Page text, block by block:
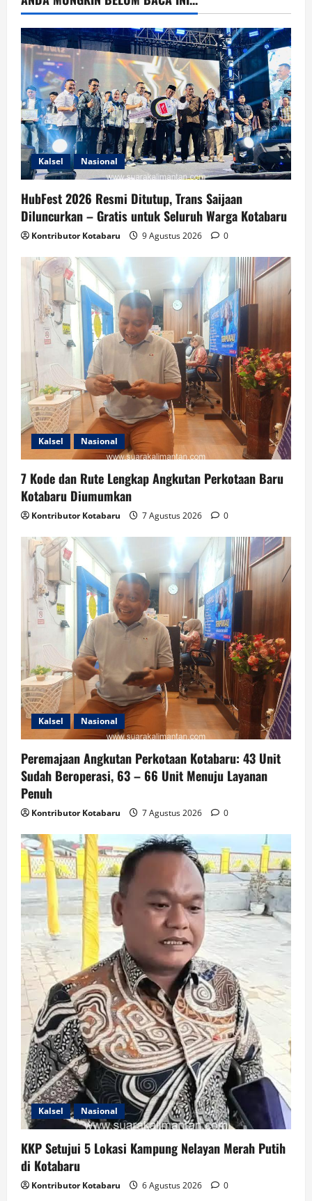
Kalsel Nasional
HubFest 2026 Resmi Ditutup, Trans Saijaan
Diluncurkan – Gratis untuk Seluruh Warga Kotabaru
Kontributor Kotabaru 9 Agustus 2026 0
Kalsel Nasional
7 Kode dan Rute Lengkap Angkutan Perkotaan Baru
Kotabaru Diumumkan
Kontributor Kotabaru 7 Agustus 2026 0
Kalsel Nasional
Peremajaan Angkutan Perkotaan Kotabaru: 43 Unit
Sudah Beroperasi, 63 – 66 Unit Menuju Layanan
Penuh
Kontributor Kotabaru 7 Agustus 2026 0
Kalsel Nasional
KKP Setujui 5 Lokasi Kampung Nelayan Merah Putih
di Kotabaru
Kontributor Kotabaru 6 Agustus 2026 0